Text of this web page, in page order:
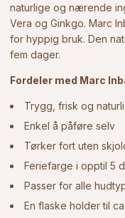
naturlige og nærende
Vera og Ginkgo. Marc
for hyppig bruk. Den
fem dager.
Fordeler med Marc
Trygg, frisk og
Enkel å påføre selv
Tørker fort uten
Feriefarge i opptil 5
Passer for alle
En flaske holder til